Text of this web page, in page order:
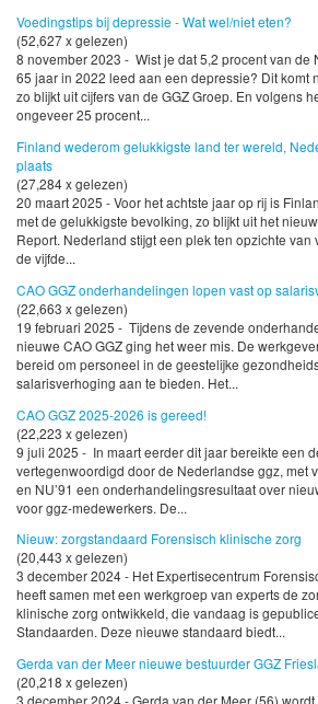
Voedingstips bij depressie - Wat wel/niet eten?
(52,627 x gelezen)
8 november 2023 - Wist je dat 5,2 procent van de
65 jaar in 2022 leed aan een depressie? Dit komt
zo blijkt uit cijfers van de GGZ Groep. En volgens
ongeveer 25 procent...
Finland wederom gelukkigste land ter wereld,
plaats
(27,284 x gelezen)
20 maart 2025 - Voor het achtste jaar op rij is
met de gelukkigste bevolking, zo blijkt uit het
Report. Nederland stijgt een plek ten opzichte van
de vijfde...
CAO GGZ onderhandelingen lopen vast op
(22,663 x gelezen)
19 februari 2025 - Tijdens de zevende
nieuwe CAO GGZ ging het weer mis. De
bereid om personeel in de geestelijke
salarisverhoging aan te bieden. Het...
CAO GGZ 2025-2026 is gereed!
(22,223 x gelezen)
9 juli 2025 - In maart eerder dit jaar bereikte een
vertegenwoordigd door de Nederlandse ggz, met
en NU’91 een onderhandelingsresultaat over
voor ggz-medewerkers. De...
Nieuw: zorgstandaard Forensisch klinische zorg
(20,443 x gelezen)
3 december 2024 - Het Expertisecentrum
heeft samen met een werkgroep van experts de
klinische zorg ontwikkeld, die vandaag is
Standaarden. Deze nieuwe standaard biedt...
Gerda van der Meer nieuwe bestuurder GGZ
(20,218 x gelezen)